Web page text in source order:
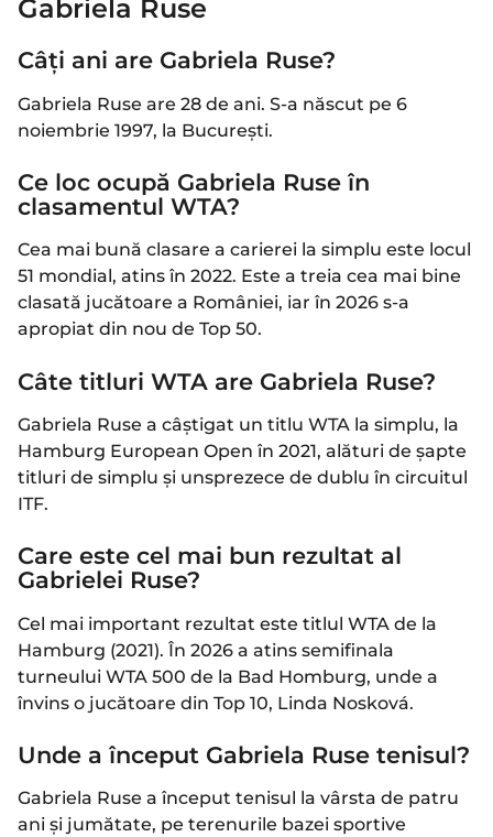
Gabriela Ruse
Câți ani are Gabriela Ruse?
Gabriela Ruse are 28 de ani. S-a născut pe 6
noiembrie 1997, la București.
Ce loc ocupă Gabriela Ruse în
clasamentul WTA?
Cea mai bună clasare a carierei la simplu este locul
51 mondial, atins în 2022. Este a treia cea mai bine
clasată jucătoare a României, iar în 2026 s-a
apropiat din nou de Top 50.
Câte titluri WTA are Gabriela Ruse?
Gabriela Ruse a câștigat un titlu WTA la simplu, la
Hamburg European Open în 2021, alături de șapte
titluri de simplu și unsprezece de dublu în circuitul
ITF.
Care este cel mai bun rezultat al
Gabrielei Ruse?
Cel mai important rezultat este titlul WTA de la
Hamburg (2021). În 2026 a atins semifinala
turneului WTA 500 de la Bad Homburg, unde a
învins o jucătoare din Top 10, Linda Nosková.
Unde a început Gabriela Ruse tenisul?
Gabriela Ruse a început tenisul la vârsta de patru
ani și jumătate, pe terenurile bazei sportive